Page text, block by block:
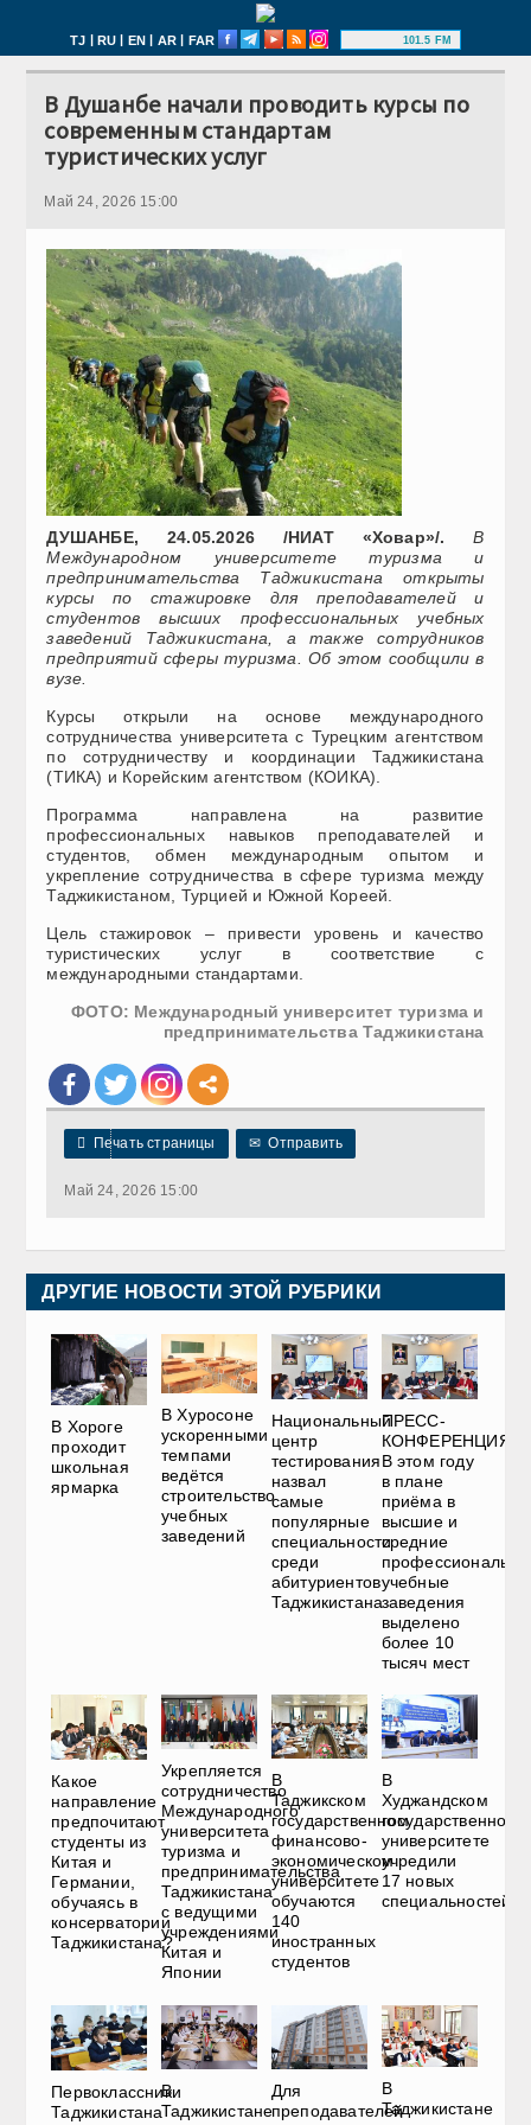
TJ | RU | EN | AR | FAR 101.5 FM
В Душанбе начали проводить курсы по
современным стандартам
туристических услуг
Май 24, 2026 15:00
ДУШАНБЕ, 24.05.2026 /НИАТ «Ховар»/.
В
Международном университете туризма и
предпринимательства Таджикистана открыты
курсы по стажировке для преподавателей и
студентов высших профессиональных учебных
заведений Таджикистана, а также сотрудников
предприятий сферы туризма. Об этом сообщили в
вузе.
Курсы открыли на основе международного
сотрудничества университета с Турецким агентством
по сотрудничеству и координации Таджикистана
(ТИКА) и Корейским агентством (КОИКА).
Программа направлена на развитие
профессиональных навыков преподавателей и
студентов, обмен международным опытом и
укрепление сотрудничества в сфере туризма между
Таджикистаном, Турцией и Южной Кореей.
Цель стажировок – привести уровень и качество
туристических услуг в соответствие с
международными стандартами.
ФОТО: Международный университет туризма и
предпринимательства Таджикистана
 Печать страницы ✉ Отправить
Май 24, 2026 15:00
ДРУГИЕ НОВОСТИ ЭТОЙ РУБРИКИ
В Хороге
проходит
школьная
ярмарка
В Хуросоне
ускоренными
темпами
ведётся
строительство
учебных
заведений
Национальный
центр
тестирования
назвал
самые
популярные
специальности
среди
абитуриентов
Таджикистана
ПРЕСС-
КОНФЕРЕНЦИЯ.
В этом году
в плане
приёма в
высшие и
средние
учебные
заведения
выделено
более 10
тысяч мест
Какое
направление
предпочитают
студенты из
Китая и
Германии,
обучаясь в
консерватории
Таджикистана?
Укрепляется
сотрудничество
Международного
университета
туризма и
предпринимательства
Таджикистана
с ведущими
учреждениями
Китая и
Японии
В
Таджикском
государственном
финансово-
экономическом
университете
обучаются
140
иностранных
студентов
В
Худжандском
государственном
университете
учредили
17 новых
специальностей
Первоклассники
Таджикистана
В
Таджикистане
Для
преподавателей
В
Таджикистане